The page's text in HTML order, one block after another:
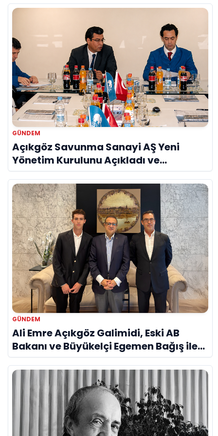
GÜNDEM
Açıkgöz Savunma Sanayi AŞ Yeni
Yönetim Kurulunu Açıkladı ve
Savunma Sanayinde Küresel Vizyon
Vurgusu
GÜNDEM
Ali Emre Açıkgöz Galimidi, Eski AB
Bakanı ve Büyükelçi Egemen Bağış ile
Bir Araya Geldi